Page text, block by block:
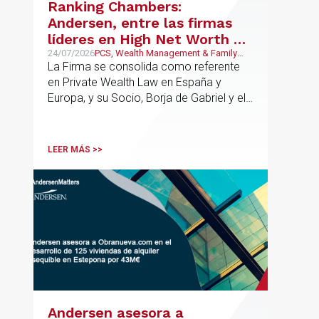
todas las fases de la operación.
Ranking Chambers:
Andersen, entre las firmas
líderes en High Net Worth en
España y Europa
24/07/2026PCS, Wealth Management & Family
Business
La Firma se consolida como referente
en Private Wealth Law en España y
Europa, y su Socio, Borja de Gabriel y el
profesionales clave del sector.
LEER MÁS >>
Andersen asesora a